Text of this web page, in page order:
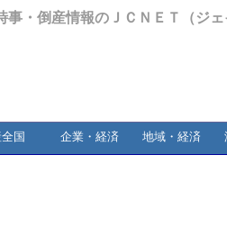
事・倒産情報のＪＣＮＥＴ（ジェ
国 企業・経済 地域・経済